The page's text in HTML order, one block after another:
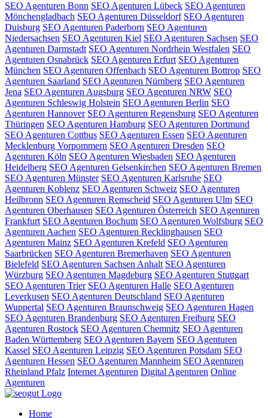
SEO Agenturen Bonn SEO Agenturen Lübeck SEO Agenturen
Mönchengladbach SEO Agenturen Düsseldorf SEO Agenturen
Duisburg SEO Agenturen Paderborn SEO Agenturen
Niedersachsen SEO Agenturen Kiel SEO Agenturen Sachsen SEO
Agenturen Darmstadt SEO Agenturen Nordrhein Westfalen SEO
Agenturen Osnabrück SEO Agenturen Erfurt SEO Agenturen
München SEO Agenturen Offenbach SEO Agenturen Bottrop SEO
Agenturen Saarland SEO Agenturen Nürnberg SEO Agenturen
Jena SEO Agenturen Augsburg SEO Agenturen NRW SEO
Agenturen Schleswig Holstein SEO Agenturen Berlin SEO
Agenturen Hannover SEO Agenturen Regensburg SEO Agenturen
Thüringen SEO Agenturen Hamburg SEO Agenturen Dortmund
SEO Agenturen Cottbus SEO Agenturen Essen SEO Agenturen
Mecklenburg Vorpommern SEO Agenturen Dresden SEO
Agenturen Köln SEO Agenturen Wiesbaden SEO Agenturen
Heidelberg SEO Agenturen Gelsenkirchen SEO Agenturen Bremen
SEO Agenturen Münster SEO Agenturen Karlsruhe SEO
Agenturen Koblenz SEO Agenturen Schweiz SEO Agenturen
Heilbronn SEO Agenturen Remscheid SEO Agenturen Ulm SEO
Agenturen Oberhausen SEO Agenturen Österreich SEO Agenturen
Frankfurt SEO Agenturen Bochum SEO Agenturen Wolfsburg SEO
Agenturen Aachen SEO Agenturen Recklinghausen SEO
Agenturen Mainz SEO Agenturen Krefeld SEO Agenturen
Saarbrücken SEO Agenturen Bremerhaven SEO Agenturen
Bielefeld SEO Agenturen Sachsen Anhalt SEO Agenturen
Würzburg SEO Agenturen Magdeburg SEO Agenturen Stuttgart
SEO Agenturen Trier SEO Agenturen Halle SEO Agenturen
Leverkusen SEO Agenturen Deutschland SEO Agenturen
Wuppertal SEO Agenturen Braunschweig SEO Agenturen Hagen
SEO Agenturen Brandenburg SEO Agenturen Freiburg SEO
Agenturen Rostock SEO Agenturen Chemnitz SEO Agenturen
Baden Württemberg SEO Agenturen Bayern SEO Agenturen
Kassel SEO Agenturen Leipzig SEO Agenturen Potsdam SEO
Agenturen Hessen SEO Agenturen Mannheim SEO Agenturen
Rheinland Pfalz Internet Agenturen Digital Agenturen Online
Agenturen
Home